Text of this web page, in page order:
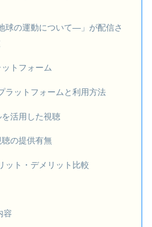
球の運動について―」が配信さ
トフォーム
ラットフォームと利用方法
活用した視聴
の提供有無
ット・デメリット比較
容